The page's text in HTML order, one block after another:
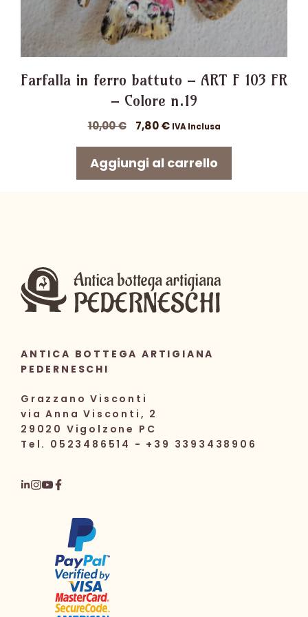
Farfalla in ferro battuto – ART F 103 FR
– Colore n.19
10,00€
Il
originale
era:
7,80€Il
attuale
IVA Inclusa
Aggiungi al carrello
ANTICA BOTTEGA ARTIGIANA
PEDERNESCHI
Grazzano Visconti
via Anna Visconti, 2
29020 Vigolzone PC
Tel. 0523486514 - +39 3393438906